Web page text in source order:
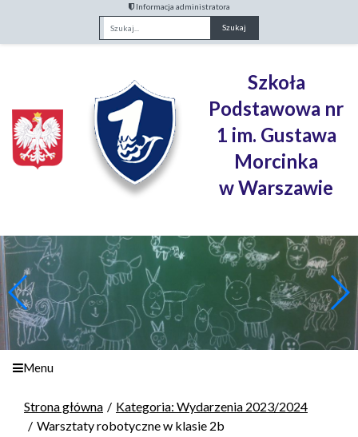
Informacja administratora
Fraza
Szkoła
Podstawowa nr
1 im. Gustawa
Morcinka
w Warszawie
Menu
Strona główna
Kategoria: Wydarzenia 2023/2024
Warsztaty robotyczne w klasie 2b